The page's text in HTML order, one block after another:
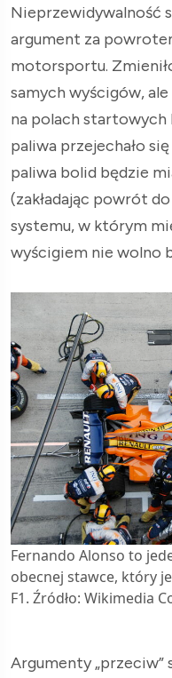
Nieprzewidywalność
argument za
motorsportu.
samych wyścigów,
na polach startowych
paliwa przejechało
paliwa bolid będzie
(zakładając powrót
systemu, w którym
wyścigiem nie wolno
Fernando Alonso to
obecnej stawce, który
F1. Źródło: Wikimedia
Argumenty „przeciw”